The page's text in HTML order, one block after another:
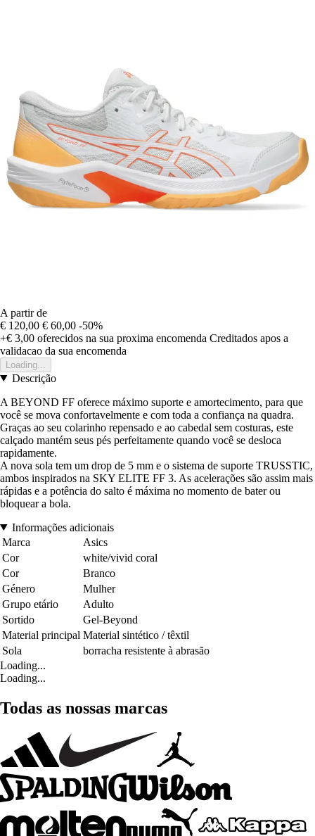
A partir de
€ 120,00 € 60,00 -50%
+€ 3,00 oferecidos na sua proxima encomenda Creditados apos a
validacao da sua encomenda
Loading...
Descrição
A BEYOND FF oferece máximo suporte e amortecimento, para que
você se mova confortavelmente e com toda a confiança na quadra.
Graças ao seu colarinho repensado e ao cabedal sem costuras, este
calçado mantém seus pés perfeitamente quando você se desloca
rapidamente.
A nova sola tem um drop de 5 mm e o sistema de suporte TRUSSTIC,
ambos inspirados na SKY ELITE FF 3. As acelerações são assim mais
rápidas e a potência do salto é máxima no momento de bater ou
bloquear a bola.
Informações adicionais
Marca
Asics
Cor
white/vivid coral
Cor
Branco
Género
Mulher
Grupo etário
Adulto
Sortido
Gel-Beyond
Material principal Material sintético / têxtil
Sola
borracha resistente à abrasão
Loading...
Loading...
Todas as nossas marcas